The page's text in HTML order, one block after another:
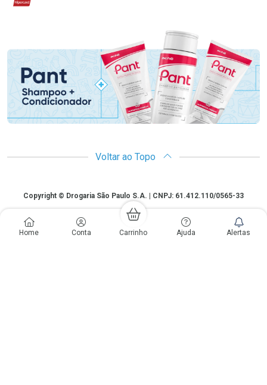
Home Conta Carrinho Ajuda Alertas
Voltar ao Topo
CopyrightCopyright © Drogaria São Paulo S.A. | CNPJ: 61.412.110/0565-33
São Paulo - SP: Avenida Renata, 60, Chácara Belenzinho - Vila Formosa
Gislaine Lima Meo CRF 40.354 | 24 horas| Autorização de funcionamento:
Processo: 2531.559767/2014-90 Autorização/MS: 7.31847.3 | As